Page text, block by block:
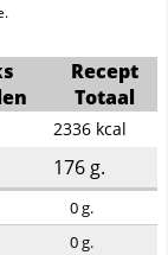
Recept
Totaal
2336 kcal
176g.
0g.
0g.